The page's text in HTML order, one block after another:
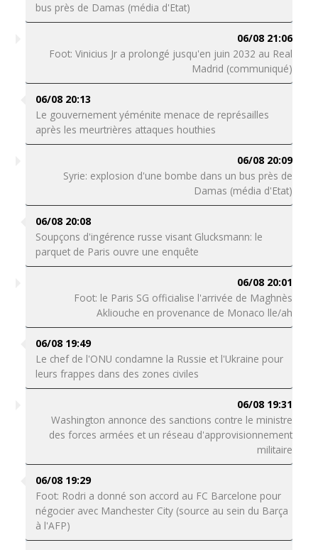
bus près de Damas (média d'Etat)
06/08 21:06
Foot: Vinicius Jr a prolongé jusqu'en juin 2032 au Real
Madrid (communiqué)
06/08 20:13
Le gouvernement yéménite menace de représailles
après les meurtrières attaques houthies
06/08 20:09
Syrie: explosion d'une bombe dans un bus près de
Damas (média d'Etat)
06/08 20:08
Soupçons d'ingérence russe visant Glucksmann: le
parquet de Paris ouvre une enquête
06/08 20:01
Foot: le Paris SG officialise l'arrivée de Maghnès
Akliouche en provenance de Monaco lle/ah
06/08 19:49
Le chef de l'ONU condamne la Russie et l'Ukraine pour
leurs frappes dans des zones civiles
06/08 19:31
Washington annonce des sanctions contre le ministre
des forces armées et un réseau d'approvisionnement
militaire
06/08 19:29
Foot: Rodri a donné son accord au FC Barcelone pour
négocier avec Manchester City (source au sein du Barça
à l'AFP)